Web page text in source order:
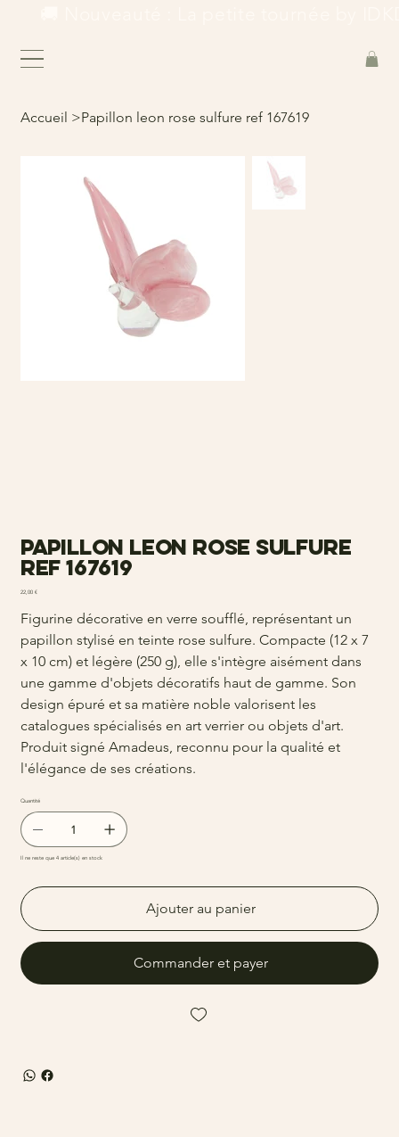
Accueil >Papillon leon rose sulfure ref 167619
Papillon leon rose sulfure
ref 167619
Prix
22,00 €
Figurine décorative en verre soufflé, représentant un
papillon stylisé en teinte rose sulfure. Compacte (12 x 7
x 10 cm) et légère (250 g), elle s'intègre aisément dans
une gamme d'objets décoratifs haut de gamme. Son
design épuré et sa matière noble valorisent les
catalogues spécialisés en art verrier ou objets d'art.
Produit signé Amadeus, reconnu pour la qualité et
l'élégance de ses créations.
Quantité
Il ne reste que 4 article(s) en stock
Ajouter au panier
Commander et payer